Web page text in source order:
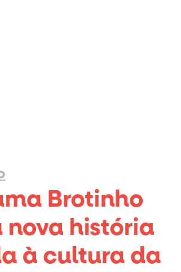
Brotinho
nova história
à cultura da